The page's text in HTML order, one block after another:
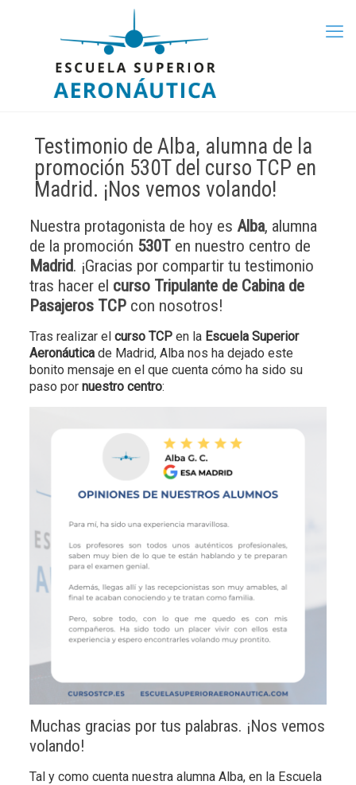
Testimonio de Alba, alumna de la
promoción 530T del curso TCP en
Madrid. ¡Nos vemos volando!
Nuestra protagonista de hoy es Alba, alumna
de la promoción 530Ten nuestro centro de
Madrid. ¡Gracias por compartir tu testimonio
tras hacer el curso Tripulante de Cabina de
Pasajeros TCPcon nosotros!
Tras realizar el curso TCPen la Escuela Superior
Aeronáuticade Madrid, Alba nos ha dejado este
bonito mensaje en el que cuenta cómo ha sido su
paso pornuestro centro:
Muchas gracias por tus palabras. ¡Nos vemos
volando!
Tal y como cuenta nuestra alumna Alba, en la Escuela